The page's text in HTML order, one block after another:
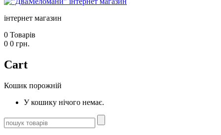
інтернет магазин
0 Товарів
0 0 грн.
Cart
Кошик порожній
У кошику нічого немає.